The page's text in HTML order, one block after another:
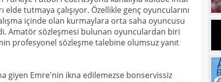
tutmaya çalışıyor. Özellikle genç oyuncularını
içinde olan kurmaylara orta saha oyuncusu
Amatör sözleşmesi bulunan oyunculardan biri
profesyonel sözleşme talebine olumsuz yanıt
giyen Emre'nin ikna edilemezse bonservissiz